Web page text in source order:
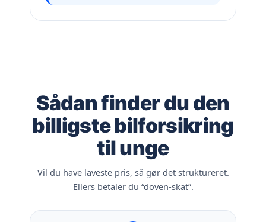
Sådan finder du den
billigste bilforsikring
til unge
Vil du have laveste pris, så gør det struktureret.
Ellers betaler du “doven-skat”.